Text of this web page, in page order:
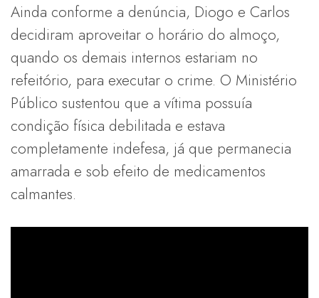
Ainda conforme a denúncia, Diogo e Carlos
decidiram aproveitar o horário do almoço,
quando os demais internos estariam no
refeitório, para executar o crime. O Ministério
Público sustentou que a vítima possuía
condição física debilitada e estava
completamente indefesa, já que permanecia
amarrada e sob efeito de medicamentos
calmantes.